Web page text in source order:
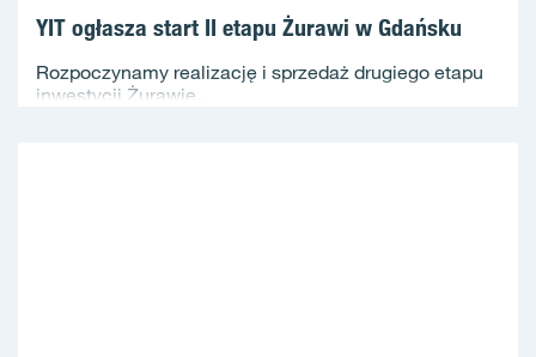
YIT ogłasza start II etapu Żurawi w Gdańsku
Rozpoczynamy realizację i sprzedaż drugiego etapu
inwestycji Żurawie...